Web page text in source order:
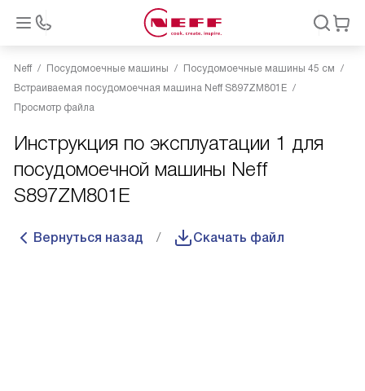
Neff Посудомоечные машины
Посудомоечные машины 45 см
Встраиваемая посудомоечная машина Neff S897ZM801E
Просмотр файла
Инструкция по эксплуатации 1 для
посудомоечной машины Neff
S897ZM801E
Вернуться назад Скачать файл